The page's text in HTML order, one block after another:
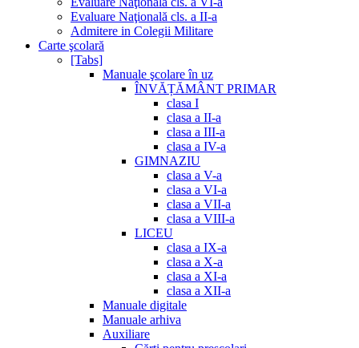
Evaluare Naţională cls. a II-a
Admitere in Colegii Militare
Carte şcolară
[Tabs]
Manuale şcolare în uz
ÎNVĂȚĂMÂNT PRIMAR
clasa I
clasa a II-a
clasa a III-a
clasa a IV-a
GIMNAZIU
clasa a V-a
clasa a VI-a
clasa a VII-a
clasa a VIII-a
LICEU
clasa a IX-a
clasa a X-a
clasa a XI-a
clasa a XII-a
Manuale digitale
Manuale arhiva
Auxiliare